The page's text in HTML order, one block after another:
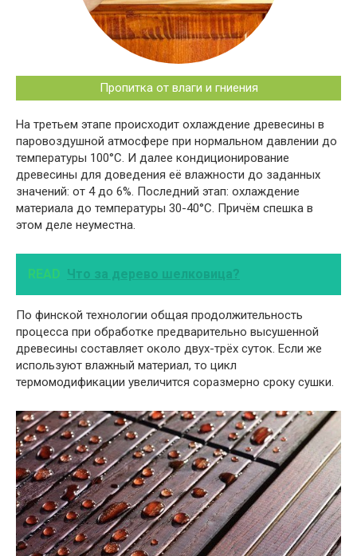
Пропитка от влаги и гниения
На третьем этапе происходит охлаждение древесины в
паровоздушной атмосфере при нормальном давлении до
температуры 100°С. И далее кондиционирование
древесины для доведения её влажности до заданных
значений: от 4 до 6%. Последний этап: охлаждение
материала до температуры 30-40°С. Причём спешка в
этом деле неуместна.
READ Что за дерево шелковица?
По финской технологии общая продолжительность
процесса при обработке предварительно высушенной
древесины составляет около двух-трёх суток. Если же
используют влажный материал, то цикл
термомодификации увеличится соразмерно сроку сушки.